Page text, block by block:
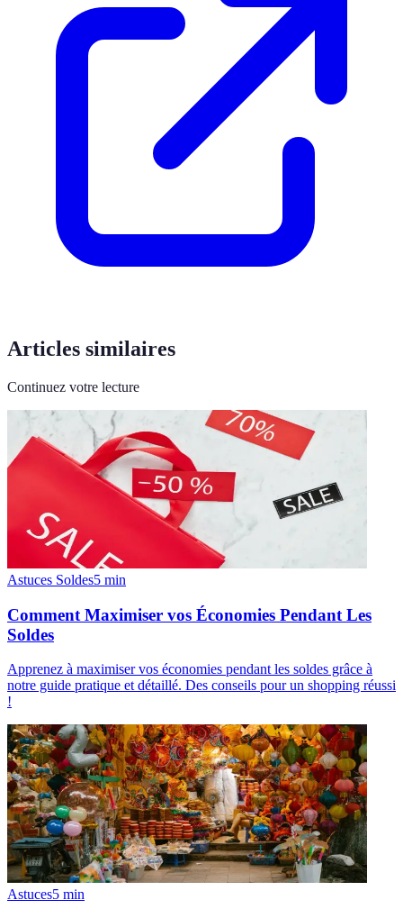
Articles similaires
Continuez votre lecture
Astuces Soldes5 min
Comment Maximiser vos Économies Pendant Les
Soldes
Apprenez à maximiser vos économies pendant les soldes grâce à
notre guide pratique et détaillé. Des conseils pour un shopping réussi
!
Astuces5 min